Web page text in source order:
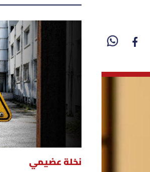
نخلة عضيمي